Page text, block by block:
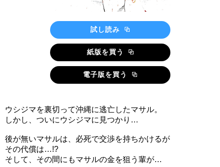
試し読み
紙版を買う
電子版を買う
ウシジマを裏切って沖縄に逃亡したマサル。
しかし、ついにウシジマに見つかり…
後が無いマサルは、必死で交渉を持ちかけるが
その代償は…!?
そして、その間にもマサルの金を狙う輩が…